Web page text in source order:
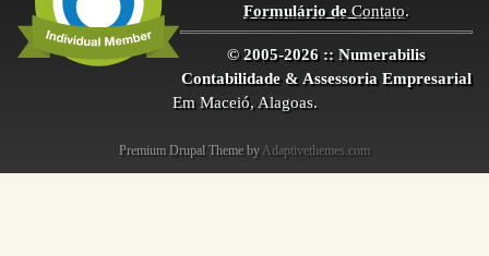
Formulário deContato.
© 2005-2026 :: Numerabilis
Contabilidade & Assessoria Empresarial
Em Maceió, Alagoas.
Premium Drupal Theme by Adaptivethemes.com